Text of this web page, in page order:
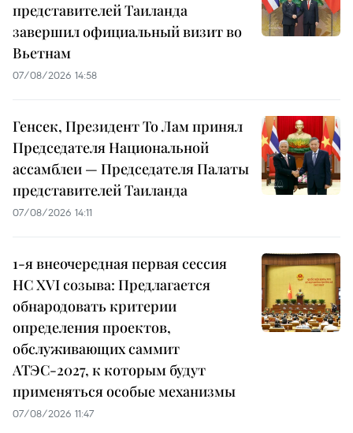
представителей Таиланда
завершил официальный визит во
Вьетнам
07/08/2026 14:58
Генсек, Президент То Лам принял
Председателя Национальной
ассамблеи — Председателя Палаты
представителей Таиланда
07/08/2026 14:11
1-я внеочередная первая сессия
НС XVI созыва: Предлагается
обнародовать критерии
определения проектов,
обслуживающих саммит
АТЭС-2027, к которым будут
применяться особые механизмы
07/08/2026 11:47